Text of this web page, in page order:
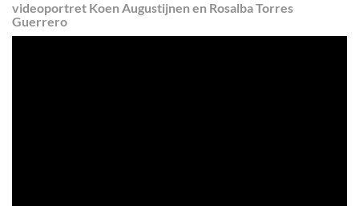
videoportret Koen Augustijnen en Rosalba Torres
Guerrero